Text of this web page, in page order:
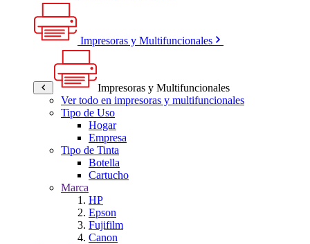
Impresoras y Multifuncionales
Impresoras y Multifuncionales
Ver todo en impresoras y multifuncionales
Tipo de Uso
Hogar
Empresa
Tipo de Tinta
Botella
Cartucho
Marca
HP
Epson
Fujifilm
Canon